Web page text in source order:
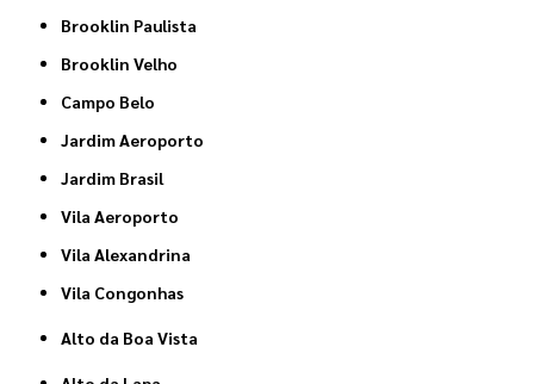
Brooklin Paulista
Brooklin Velho
Campo Belo
Jardim Aeroporto
Jardim Brasil
Vila Aeroporto
Vila Alexandrina
Vila Congonhas
Alto da Boa Vista